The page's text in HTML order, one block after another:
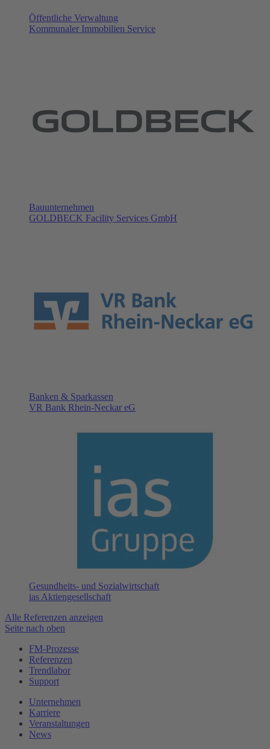
Öffentliche Verwaltung
Kommunaler Immobilien Service
Bauunternehmen
GOLDBECK Facility Services GmbH
Banken & Sparkassen
VR Bank Rhein-Neckar eG
Gesundheits- und Sozialwirtschaft
ias Aktiengesellschaft
Alle Referenzen anzeigen
Seite nach oben
FM-Prozesse
Referenzen
Trendlabor
Support
Unternehmen
Karriere
Veranstaltungen
News